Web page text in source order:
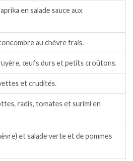
en salade sauce aux
au chèvre frais.
œufs durs et petits croûtons.
et crudités.
radis, tomates et surimi en
et salade verte et de pommes